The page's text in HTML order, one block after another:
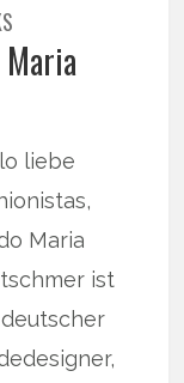
Maria
liebe
Maria
ist